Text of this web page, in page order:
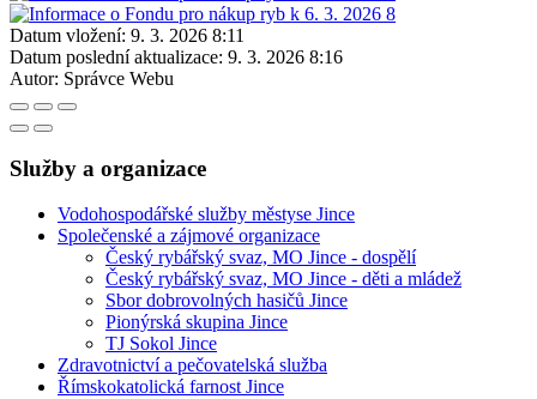
Datum vložení: 9. 3. 2026 8:11
Datum poslední aktualizace: 9. 3. 2026 8:16
Autor: Správce Webu
Služby a organizace
Vodohospodářské služby městyse Jince
Společenské a zájmové organizace
Český rybářský svaz, MO Jince - dospělí
Český rybářský svaz, MO Jince - děti a mládež
Sbor dobrovolných hasičů Jince
Pionýrská skupina Jince
TJ Sokol Jince
Zdravotnictví a pečovatelská služba
Římskokatolická farnost Jince